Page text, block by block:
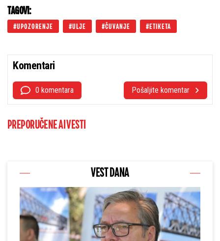
TAGOVI:
UPOZORENJE ULJE ČUVANJE ETIKETA
Komentari
0 komentara Pošaljite komentar
PREPORUČENE AI VESTI
VEST DANA